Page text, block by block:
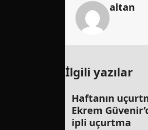
altan
İlgili yazılar
Haftanın
Ekrem
ipli uçurtma